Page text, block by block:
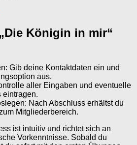
Königin in mir“
Gib deine Kontaktdaten ein und
aus.
aller Eingaben und eventuelle
eintragen.
Nach Abschluss erhältst du
Mitgliederbereich.
ist intuitiv und richtet sich an
Vorkenntnisse. Sobald du